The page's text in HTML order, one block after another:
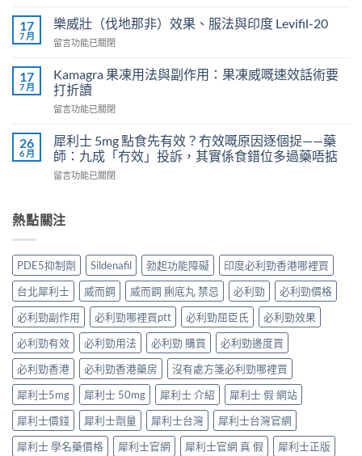
鋼
導
不
孕
嗎？
實
證
告
真
相，
孕
男
性
必
讀〉
中
常
人
吃
利
士
怎
3
位
網
實
體
醫
學
真
相
大
公
開〉
中
17
7 月
樂威壯（伐地那非）效果、服法與印度 Levifil-20
在
威
壯
（伐
地
非）
效
果、
服
印
20〉
中
留言功能已關閉
17
7 月
Kamagra 果凍用法與副作用：果凍威嘅速效話術要
打折讀
在
果
凍
用
法
作
凍
威
嘅
速
效
話
術
要
打
折
讀〉
中
留言功能已關閉
26
6 月
犀利士 5mg 點食先有效？冇效嘅原因逐個捉——藥
師：九成「冇效」投訴，其實係食錯位多過藥唔掂
在
士
5mg
食
先
有
效？
冇
效
嘅
原
因
逐
個
捉
——
藥
師：
留言功能已關閉
熱點關注
PDE5抑制劑 Sildenafil 勃起功能障礙
印度必利勁香港哪裡買
台北犀利士
威而鋼 威而鋼 脷底丸 禁忌 必利勁
必利勁價格
必利勁副作用
必利勁哪裡買ptt 必利勁屈臣氏
必利勁效果
必利勁有效
必利勁用法 必利勁 購買
必利勁邊度買
必利勁香港
必利勁香港藥房
沒有處方箋必利勁哪裡買
犀利士5mg
犀利士 50mg 犀利士 介紹
犀利士 假 網站
犀利士價錢
犀利士劑量 犀利士台灣
犀利士台灣官網
犀利士 學名藥價格
犀利士官網 犀利士官網 真 假
犀利士正版